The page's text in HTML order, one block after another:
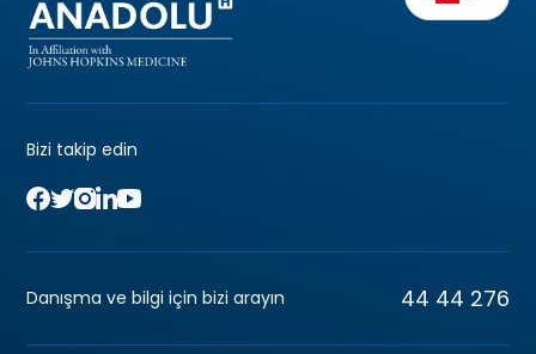
Bizi takip edin
Danışma ve bilgi için bizi arayın 44 44 276